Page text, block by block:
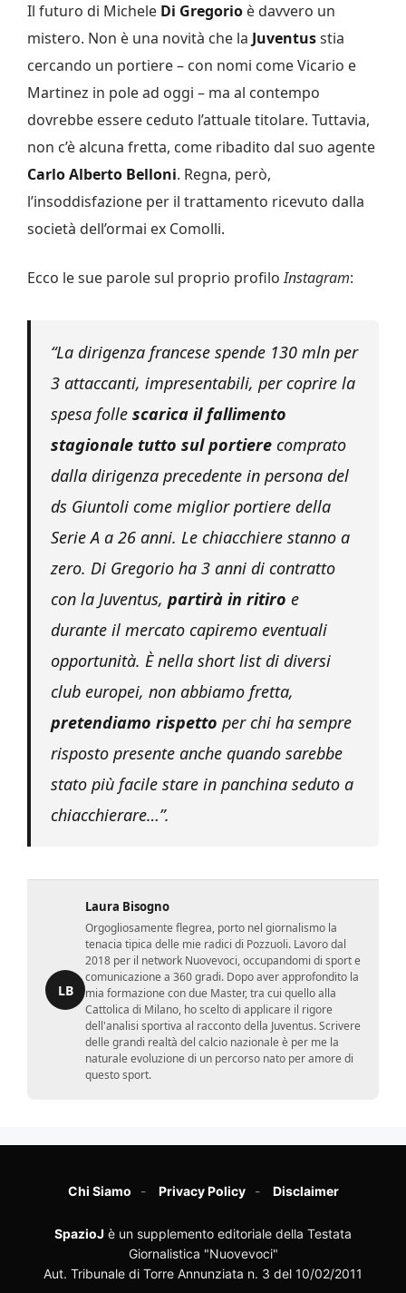
Il futuro di Michele Di Gregorio è davvero un
mistero. Non è una novità che la Juventusstia
cercando un portiere – con nomi come Vicario e
Martinez in pole ad oggi – ma al contempo
dovrebbe essere ceduto l’attuale titolare. Tuttavia,
non c’è alcuna fretta, come ribadito dal suo agente
Carlo Alberto Belloni. Regna, però,
l’insoddisfazione per il trattamento ricevuto dalla
società dell’ormai ex Comolli.
Ecco le sue parole sul proprio profiloInstagram:
“La dirigenza francese spende 130 mln per
3 attaccanti, impresentabili, per coprire la
spesa folle scarica il fallimento
stagionale tutto sul portiere comprato
dalla dirigenza precedente in persona del
ds Giuntoli come miglior portiere della
Serie A a 26 anni. Le chiacchiere stanno a
zero. Di Gregorio ha 3 anni di contratto
con la Juventus, partirà in ritiro e
durante il mercato capiremo eventuali
opportunità. È nella short list di diversi
club europei, non abbiamo fretta,
pretendiamo rispetto per chi ha sempre
risposto presente anche quando sarebbe
stato più facile stare in panchina seduto a
chiacchierare…”.
LB
Laura Bisogno
Orgogliosamente flegrea, porto nel giornalismo la
tenacia tipica delle mie radici di Pozzuoli. Lavoro dal
2018 per il network Nuovevoci, occupandomi di sport e
comunicazione a 360 gradi. Dopo aver approfondito la
mia formazione con due Master, tra cui quello alla
Cattolica di Milano, ho scelto di applicare il rigore
dell'analisi sportiva al racconto della Juventus. Scrivere
delle grandi realtà del calcio nazionale è per me la
naturale evoluzione di un percorso nato per amore di
questo sport.
Chi Siamo Privacy Policy Disclaimer
SpazioJ è un supplemento editoriale della Testata
Giornalistica "Nuovevoci"
Aut. Tribunale di Torre Annunziata n. 3 del 10/02/2011